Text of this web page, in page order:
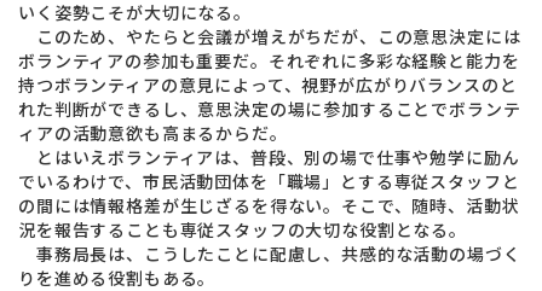
いく姿勢こそが大切になる。
このため、やたらと会議が増えがちだが、この意思決定には
ボランティアの参加も重要だ。それぞれに多彩な経験と能力を
持つボランティアの意見によって、視野が広がりバランスのと
れた判断ができるし、意思決定の場に参加することでボランテ
ィアの活動意欲も高まるからだ。
とはいえボランティアは、普段、別の場で仕事や勉学に励ん
でいるわけで、市民活動団体を「職場」とする専従スタッフと
の間には情報格差が生じざるを得ない。そこで、随時、活動状
況を報告することも専従スタッフの大切な役割となる。
事務局長は、こうしたことに配慮し、共感的な活動の場づく
りを進める役割もある。